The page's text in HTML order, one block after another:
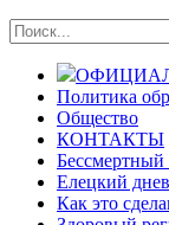
Политика
Общество
КОНТАКТЫ
Бессмертный
Елецкий
Как это